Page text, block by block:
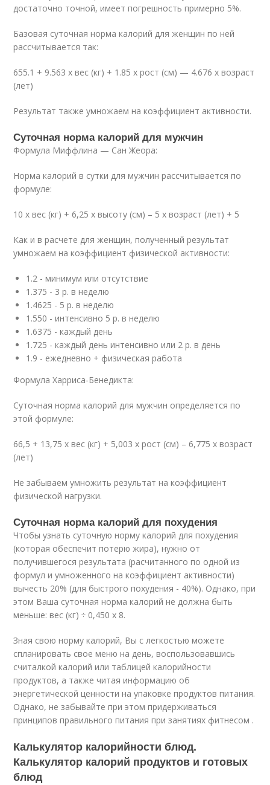
достаточно точной, имеет погрешность примерно 5%.
Базовая суточная норма калорий для женщин по ней
рассчитывается так:
655.1 + 9.563 х вес (кг) + 1.85 х рост (см) — 4.676 х возраст
(лет)
Результат также умножаем на коэффициент активности.
Суточная норма калорий для мужчин
Формула Миффлина — Сан Жеора:
Норма калорий в сутки для мужчин рассчитывается по
формуле:
10 х вес (кг) + 6,25 х высоту (см) – 5 х возраст (лет) + 5
Как и в расчете для женщин, полученный результат
умножаем на коэффициент физической активности:
1.2 - минимум или отсутствие
1.375 - 3 р. в неделю
1.4625 - 5 р. в неделю
1.550 - интенсивно 5 р. в неделю
1.6375 - каждый день
1.725 - каждый день интенсивно или 2 р. в день
1.9 - ежедневно + физическая работа
Формула Харриса-Бенедикта:
Суточная норма калорий для мужчин определяется по
этой формуле:
66,5 + 13,75 х вес (кг) + 5,003 х рост (см) – 6,775 х возраст
(лет)
Не забываем умножить результат на коэффициент
физической нагрузки.
Суточная норма калорий для похудения
Чтобы узнать суточную норму калорий для похудения
(которая обеспечит потерю жира), нужно от
получившегося результата (расчитанного по одной из
формул и умноженного на коэффициент активности)
вычесть 20% (для быстрого похудения - 40%). Однако, при
этом Ваша суточная норма калорий не должна быть
меньше: вес (кг) ÷ 0,450 х 8.
Зная свою норму калорий, Вы с легкостью можете
спланировать свое меню на день, воспользовавшись
считалкой калорий или таблицей калорийности
продуктов, а также читая информацию об
энергетической ценности на упаковке продуктов питания.
Однако, не забывайте при этом придерживаться
принципов правильного питания при занятиях фитнесом .
Калькулятор калорийности блюд.
Калькулятор калорий продуктов и готовых
блюд